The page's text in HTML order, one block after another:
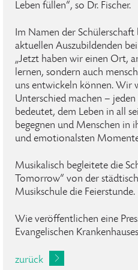
Leben füllen“, so Dr. Fischer.
Im Namen der Schülerschaft
aktuellen Auszubildenden
„Jetzt haben wir einen Ort,
lernen, sondern auch
uns entwickeln können. Wir
Unterschied machen – jeden
bedeutet, dem Leben in all
begegnen und Menschen in
und emotionalsten
Musikalisch begleitete die
Tomorrow“ von der
Musikschule die Feierstunde.
Wie veröffentlichen eine
Evangelischen
zurück